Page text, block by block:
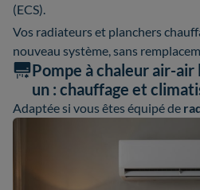
(ECS).
Vos radiateurs et planchers
nouveau système, sans
Pompe à chaleur air-
un : chauffage et
Adaptée si vous êtes équipé de